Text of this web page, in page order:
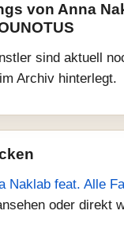
von Anna
sind aktuell
Archiv hinterlegt.
Naklab feat. Alle
oder direkt